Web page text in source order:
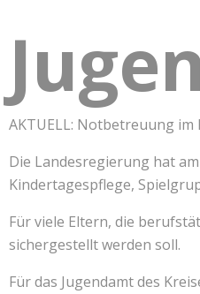
AKTUELL: Notbetreuung
Die Landesregierung hat
Kindertagespflege,
Für viele Eltern, die
sichergestellt werden soll.
Für das Jugendamt des